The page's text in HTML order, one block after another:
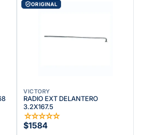
ORIGINAL
VICTORY
RADIO EXT DELANTERO
3.2X167.5
☆☆☆☆☆
$1584